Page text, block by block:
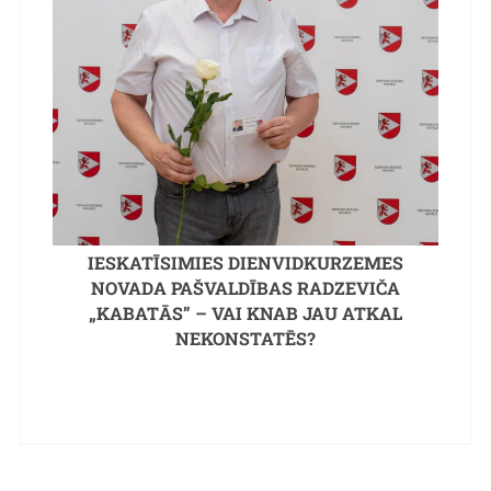
IESKATĪSIMIES DIENVIDKURZEMES
NOVADA PAŠVALDĪBAS RADZEVIČA
„KABATĀS” – VAI KNAB JAU ATKAL
NEKONSTATĒS?